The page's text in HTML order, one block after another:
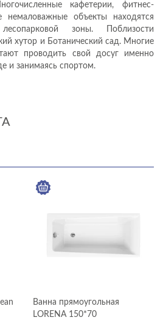
кафетерии, фитнес-
немаловажные объекты находятся
зоны. Поблизости
хутор и Ботанический сад. Многие
проводить свой досуг именно
и занимаясь спортом.
Ванна прямоугольная
LORENA 150*70